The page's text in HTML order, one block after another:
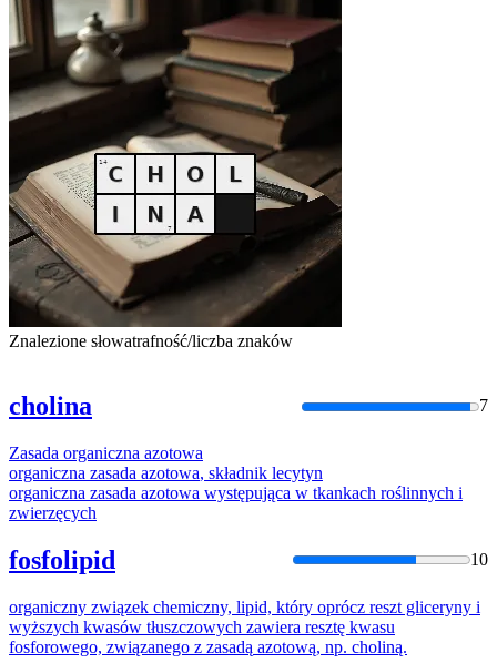
Znalezione słowatrafność/liczba znaków
cholina 7
Zasada organiczna azotowa
organiczna zasada azotowa, składnik lecytyn
organiczna zasada azotowa występująca w tkankach roślinnych i
zwierzęcych
fosfolipid 10
organiczny związek chemiczny, lipid, który oprócz reszt gliceryny i
wyższych kwasów tłuszczowych zawiera resztę kwasu
fosforowego, związanego z zasadą azotową, np. choliną.